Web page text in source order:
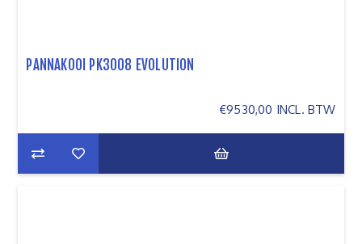
PANNAKOOI PK3008 EVOLUTION
€9530,00 INCL. BTW